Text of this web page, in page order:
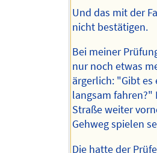
Und das mit der
nicht bestätigen.
Bei meiner
nur noch etwas
ärgerlich: "Gibt es
langsam fahren?"
Straße weiter
Gehweg spielen
Die hatte der